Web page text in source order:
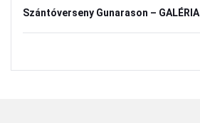
Szántóverseny Gunarason – GALÉRIA